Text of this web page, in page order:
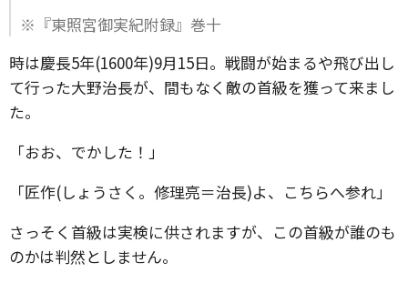
※『東照宮御実紀附録』巻十
時は慶長5年(1600年)9月15日。戦闘が始まるや飛び出し
て行った大野治長が、間もなく敵の首級を獲って来まし
た。
「おお、でかした！」
「匠作(しょうさく。修理亮＝治長)よ、こちらへ参れ」
さっそく首級は実検に供されますが、この首級が誰のも
のかは判然としません。